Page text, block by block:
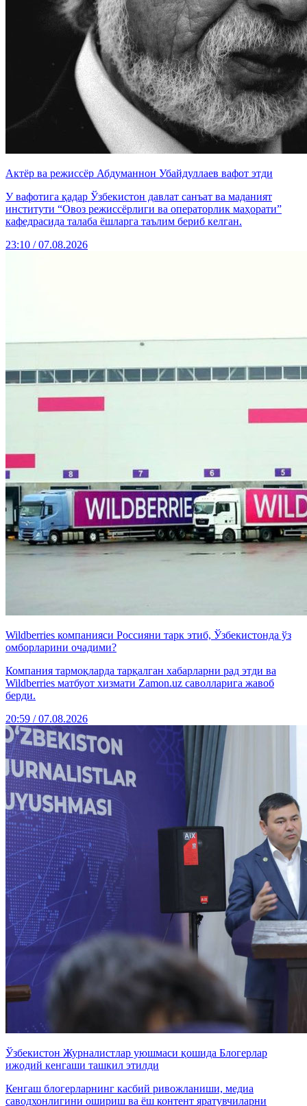
Актёр ва режиссёр Абдуманнон Убайдуллаев вафот этди
У вафотига қадар Ўзбекистон давлат санъат ва маданият
институти “Овоз режиссёрлиги ва операторлик маҳорати”
кафедрасида талаба ёшларга таълим бериб келган.
23:10 / 07.08.2026
Wildberries компанияси Россияни тарк этиб, Ўзбекистонда ўз
омборларини очадими?
Компания тармоқларда тарқалган хабарларни рад этди ва
Wildberries матбуот хизмати Zamon.uz саволларига жавоб
берди.
20:59 / 07.08.2026
Ўзбекистон Журналистлар уюшмаси қошида Блогерлар
ижодий кенгаши ташкил этилди
Кенгаш блогерларнинг касбий ривожланиши, медиа
саводхонлигини ошириш ва ёш контент яратувчиларни